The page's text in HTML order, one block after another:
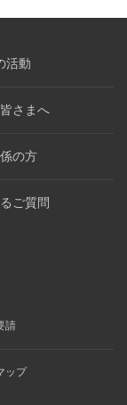
活動
さまへ
の方
ご質問
請
ップ